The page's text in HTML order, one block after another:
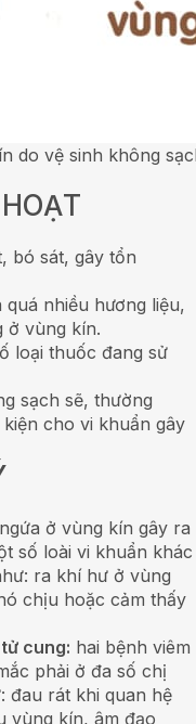
do vệ sinh không
bó sát, gây tổn
nhiều hương liệu,
ở vùng kín.
loại thuốc đang sử
sạch sẽ, thường
cho vi khuẩn gây
ở vùng kín gây ra
số loài vi khuẩn khác
ra khí hư ở vùng
chịu hoặc cảm thấy
cung: hai bệnh viêm
phải ở đa số chị
đau rát khi quan hệ
vùng kín, âm đạo